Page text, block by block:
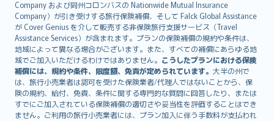
Company および同州コロンバスの Nationwide Mutual Insurance
Company）が引き受けする旅行保険補償、そして Falck Global Assistance
が Cover Genius を介して販売する非保険旅行支援サービス（Travel
Assistance Services）が含まれます。プランの保険補償の規約や条件は、
地域によって異なる場合がございます。また、すべての補償にあらゆる地
域でご加入いただけるわけではありません。 こうしたプランにおける保険
補償には、規約や条件、限度額、免責が定められています。 大半の州で
は、旅行小売業者は認可を受けた保険業者/代理人ではないことから、保
険の規約、給付、免責、条件に関する専門的な質問に回答したり、または
すでにご加入されている保険補償の適切さや妥当性を評価することはでき
ません。ご利用の旅行小売業者には、プラン加入に伴う手数料が支払われ
Íslenska
Bahasa Indonesia
latviešu
Lietuviškai
Bahasa Melayu
Română
српски
Slovensky